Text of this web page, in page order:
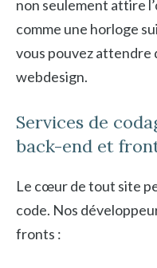
non seulement attire
comme une horloge
vous pouvez attendre
webdesign.
Services de
back-end et
Le cœur de tout site
code. Nos
fronts :